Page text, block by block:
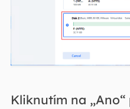
Kliknutím na